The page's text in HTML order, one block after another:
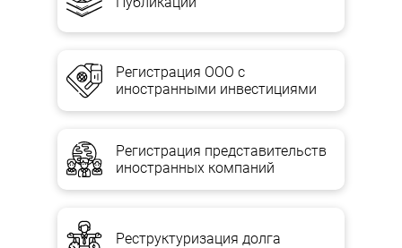
Регистрация ООО с
иностранными инвестициями
Регистрация представительств
иностранных компаний
Реструктуризация долга